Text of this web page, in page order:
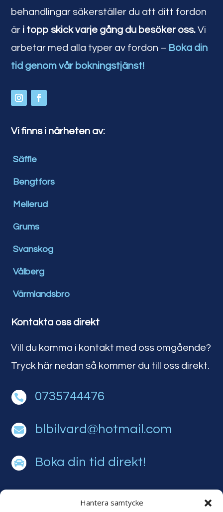
Hantera samtycke
behandlingar säkerställer du att ditt fordon
är i topp skick varje gång du besöker oss. Vi
arbetar med alla typer av fordon – Boka din
tid genom vår bokningstjänst!
Vi finns i närheten av:
Säffle
Bengtfors
Mellerud
Grums
Svanskog
Vålberg
Värmlandsbro
Kontakta oss direkt
Vill du komma i kontakt med oss omgående?
Tryck här nedan så kommer du till oss direkt.
 0735744476
 blbilvard@hotmail.com
 Boka din tid direkt!